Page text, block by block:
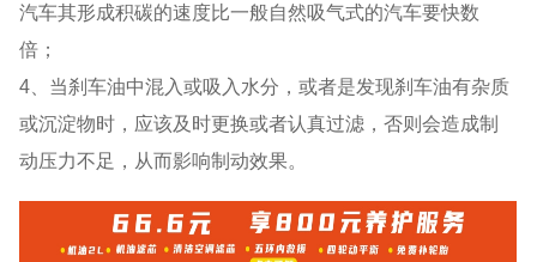
汽车其形成积碳的速度比一般自然吸气式的汽车要快数
倍；
4、当刹车油中混入或吸入水分，或者是发现刹车油有杂质
或沉淀物时，应该及时更换或者认真过滤，否则会造成制
动压力不足，从而影响制动效果。